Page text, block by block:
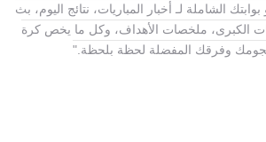
الشاملة لـ أخبار المباريات، نتائج اليوم، بث
الكبرى، ملخصات الأهداف، وكل ما يخص كرة
نجومك وفرقك المفضلة لحظة بلحظة."